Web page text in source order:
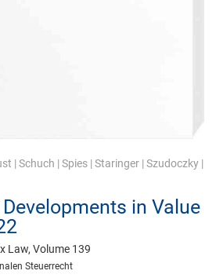
| Schuch | Spies | Staringer | Szudoczky |
Developments in Value
Law, Volume 139
Steuerrecht